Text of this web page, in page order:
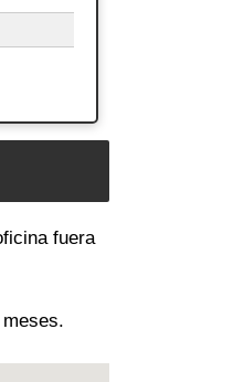
fuera